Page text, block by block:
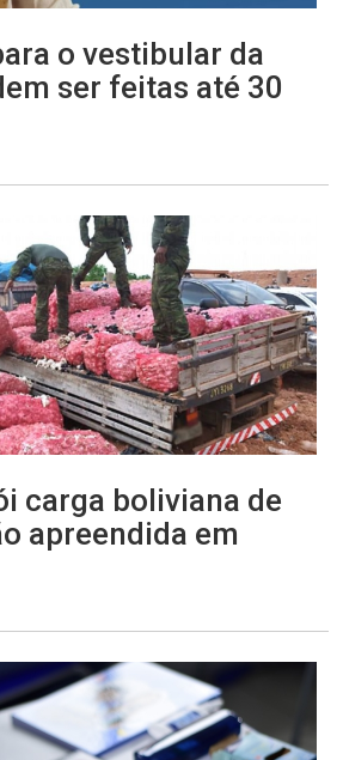
o vestibular da
ser feitas até 30
carga boliviana de
apreendida em